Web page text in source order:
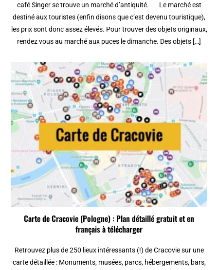
café Singer se trouve un marché d’antiquité. Le marché est
destiné aux touristes (enfin disons que c’est devenu touristique),
les prix sont donc assez élevés. Pour trouver des objets originaux,
rendez vous au marché aux puces le dimanche. Des objets […]
Carte de Cracovie (Pologne) : Plan détaillé gratuit et en
français à télécharger
Retrouvez plus de 250 lieux intéressants (!) de Cracovie sur une
carte détaillée : Monuments, musées, parcs, hébergements, bars,